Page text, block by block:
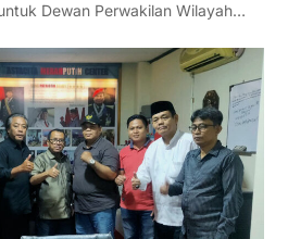
Dewan Perwakilan Wilayah…